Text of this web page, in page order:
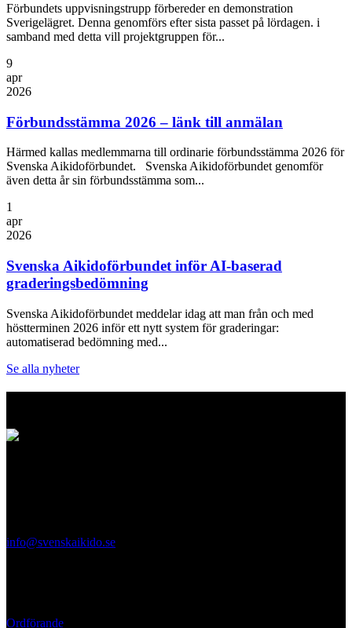
Förbundets uppvisningstrupp förbereder en demonstration
Sverigelägret. Denna genomförs efter sista passet på lördagen. i
samband med detta vill projektgruppen för...
9
apr
2026
Förbundsstämma 2026 – länk till anmälan
Härmed kallas medlemmarna till ordinarie förbundsstämma 2026 för
Svenska Aikidoförbundet. Svenska Aikidoförbundet genomför
även detta år sin förbundsstämma som...
1
apr
2026
Svenska Aikidoförbundet inför AI-baserad
graderingsbedömning
Svenska Aikidoförbundet meddelar idag att man från och med
höstterminen 2026 inför ett nytt system för graderingar:
automatiserad bedömning med...
Se alla nyheter
info@svenskaikido.se
Ordförande